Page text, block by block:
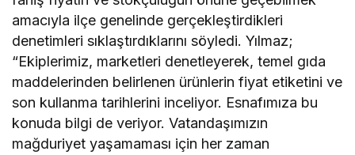
amacıyla ilçe genelinde gerçekleştirdikleri
denetimleri sıklaştırdıklarını söyledi. Yılmaz;
“Ekiplerimiz, marketleri denetleyerek, temel gıda
maddelerinden belirlenen ürünlerin fiyat etiketini ve
son kullanma tarihlerini inceliyor. Esnafımıza bu
konuda bilgi de veriyor. Vatandaşımızın
mağduriyet yaşamaması için her zaman